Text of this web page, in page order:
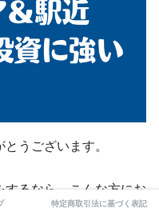
うございます。
するなら、こんな方にお
特定商取引法に基づく表記